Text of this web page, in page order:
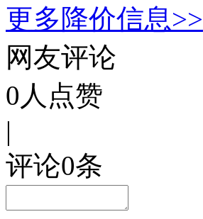
更多降价信息>>
网友评论
0 人点赞
|
评论0条